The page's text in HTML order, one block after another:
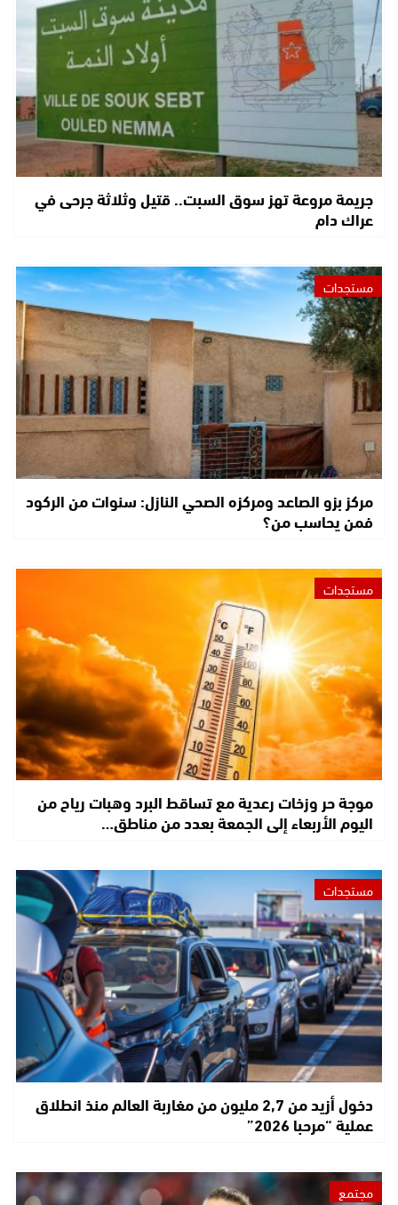
جريمة مروعة تهز سوق السبت.. قتيل وثلاثة جرحى في
عراك دام
مستجدات
مركز بزو الصاعد ومركزه الصحي النازل: سنوات من الركود
فمن يحاسب من؟
مستجدات
موجة حر وزخات رعدية مع تساقط البرد وهبات رياح من
اليوم الأربعاء إلى الجمعة بعدد من مناطق…
مستجدات
دخول أزيد من 2,7 مليون من مغاربة العالم منذ انطلاق
عملية “مرحبا 2026”
مجتمع